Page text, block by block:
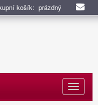
košík: prázdný